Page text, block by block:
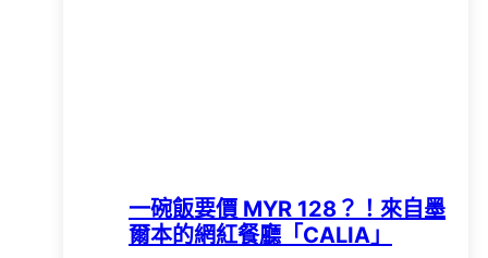
一碗飯要價 MYR 128？！來自墨
爾本的網紅餐廳「CALIA」